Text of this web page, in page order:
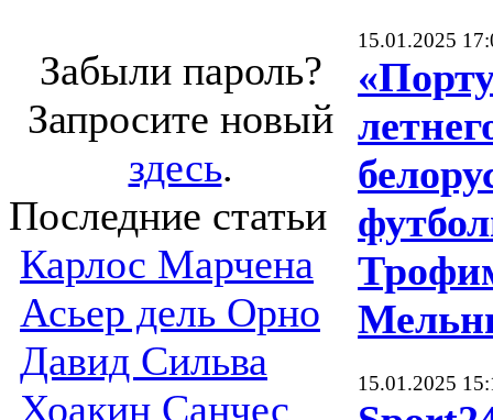
Забыли пароль?
Запросите новый
здесь.
Последние статьи
Карлос Марчена
Асьер дель Орно
Давид Сильва
Хоакин Санчес
15.01.2025
15.01.2025